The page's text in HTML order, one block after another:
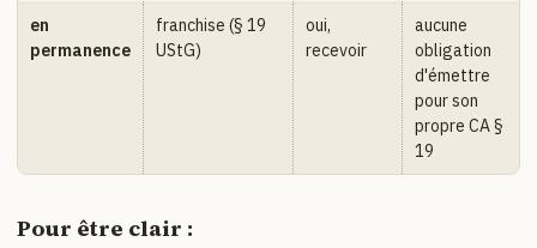
en
permanence
franchise (§ 19
UStG)
oui,
recevoir
aucune
obligation
d'émettre
pour son
propre CA §
19
Pour être clair :